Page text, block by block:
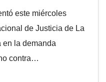
este miércoles
de Justicia de La
en la demanda
contra…